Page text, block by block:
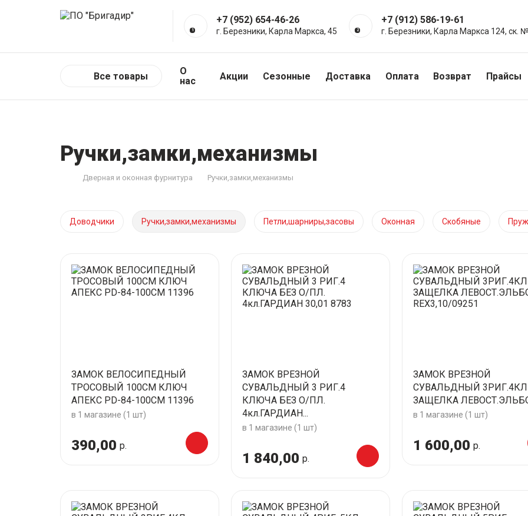
+7 (952) 654-46-26
г. Березники, Карла Маркса, 45
+7 (912) 586-19-61
г. Березники, Карла Маркса 124, ск.
Все товары
О
нас
Акции Сезонные Доставка Оплата Возврат Прайсы
Ручки,замки,механизмы
Дверная и оконная фурнитура Ручки,замки,механизмы
Доводчики Ручки,замки,механизмы Петли,шарниры,засовы Оконная Скобяные
ЗАМОК ВЕЛОСИПЕДНЫЙ
ТРОСОВЫЙ 100СМ КЛЮЧ
АПЕКС PD-84-100СМ 11396
в 1 магазине (1 шт)
390,00 р.
ЗАМОК ВРЕЗНОЙ
СУВАЛЬДНЫЙ 3 РИГ.4
КЛЮЧА БЕЗ О/ПЛ.
4кл.ГАРДИАН...
в 1 магазине (1 шт)
1 840,00 р.
ЗАМОК ВРЕЗНОЙ
СУВАЛЬДНЫЙ 3РИГ.4КЛ
ЗАЩЕЛКА
в 1 магазине (1 шт)
1 600,00 р.